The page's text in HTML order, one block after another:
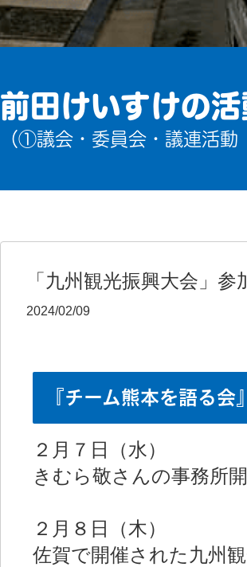
前田けいすけの
（①議会・委員会・議連活
「九州観光振興大会」参
2024/02/09
『チーム熊本を語る会』
２月７日（水）
きむら敬さんの事務所開
２月８日（木）
佐賀で開催された九州